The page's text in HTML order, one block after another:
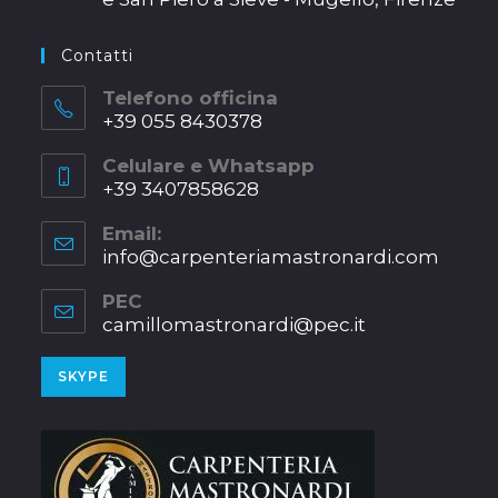
new
new
tab
Contatti
Telefono officina
+39 055 8430378
in
your
Celulare e Whatsapp
+39 3407858628
in
your
Email:
info@carpenteriamastronardi.com
PEC
camillomastronardi@pec.it
SKYPE
in
application